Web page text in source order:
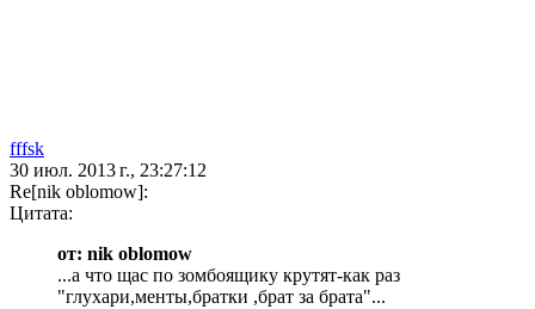
fffsk
30 июл. 2013 г., 23:27:12
Re[nik oblomow]:
Цитата:
от: nik oblomow
...а что щас по зомбоящику крутят-как раз
"глухари,менты,братки ,брат за брата"...